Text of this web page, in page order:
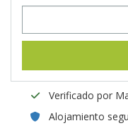
Verificado por
Alojamiento